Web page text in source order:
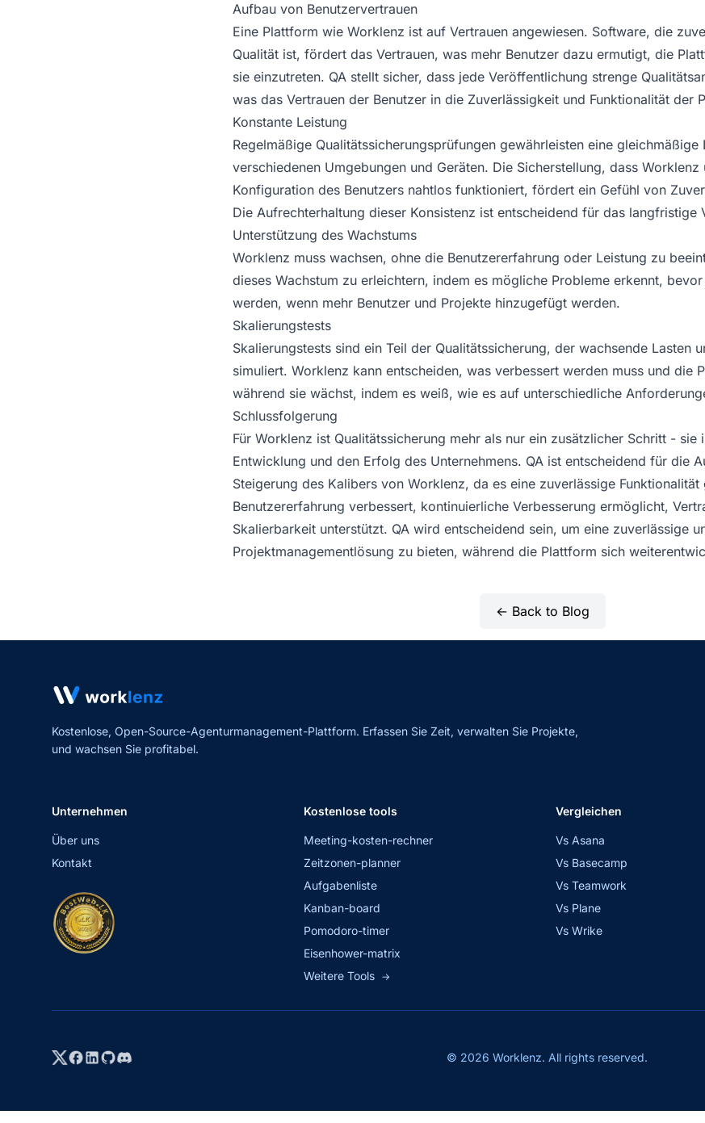
Aufbau von Benutzervertrauen
Eine Plattform wie Worklenz ist auf Vertrauen angewiesen. Software, die
Qualität ist, fördert das Vertrauen, was mehr Benutzer dazu ermutigt, die
sie einzutreten. QA stellt sicher, dass jede Veröffentlichung strenge
was das Vertrauen der Benutzer in die Zuverlässigkeit und Funktionalität der
Konstante Leistung
Regelmäßige Qualitätssicherungsprüfungen gewährleisten eine gleichmäßige
verschiedenen Umgebungen und Geräten. Die Sicherstellung, dass
Konfiguration des Benutzers nahtlos funktioniert, fördert ein Gefühl von
Die Aufrechterhaltung dieser Konsistenz ist entscheidend für das langfristige
Unterstützung des Wachstums
Worklenz muss wachsen, ohne die Benutzererfahrung oder Leistung zu
dieses Wachstum zu erleichtern, indem es mögliche Probleme erkennt,
werden, wenn mehr Benutzer und Projekte hinzugefügt werden.
Skalierungstests
Skalierungstests sind ein Teil der Qualitätssicherung, der wachsende Lasten
simuliert. Worklenz kann entscheiden, was verbessert werden muss und die
während sie wächst, indem es weiß, wie es auf unterschiedliche
Schlussfolgerung
Für Worklenz ist Qualitätssicherung mehr als nur ein zusätzlicher Schritt - sie
Entwicklung und den Erfolg des Unternehmens. QA ist entscheidend für die
Steigerung des Kalibers von Worklenz, da es eine zuverlässige
Benutzererfahrung verbessert, kontinuierliche Verbesserung ermöglicht,
Skalierbarkeit unterstützt. QA wird entscheidend sein, um eine zuverlässige
Projektmanagementlösung zu bieten, während die Plattform sich
← Back to Blog
Kostenlose, Open-Source-Agenturmanagement-Plattform. Erfassen Sie Zeit, verwalten Sie Projekte,
und wachsen Sie profitabel.
Unternehmen
Über uns
Kontakt
Kostenlose tools
Meeting-kosten-rechner
Zeitzonen-planner
Aufgabenliste
Kanban-board
Pomodoro-timer
Eisenhower-matrix
Weitere Tools →
Vergleichen
Vs Asana
Vs Basecamp
Vs Teamwork
Vs Plane
Vs Wrike
© 2026 Worklenz. All rights reserved.